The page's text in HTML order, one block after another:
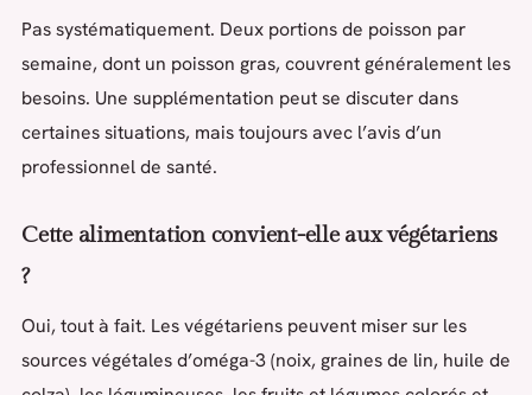
Pas systématiquement. Deux portions de poisson par
semaine, dont un poisson gras, couvrent généralement les
besoins. Une supplémentation peut se discuter dans
certaines situations, mais toujours avec l’avis d’un
professionnel de santé.
Cette alimentation convient-elle aux végétariens
?
Oui, tout à fait. Les végétariens peuvent miser sur les
sources végétales d’oméga-3 (noix, graines de lin, huile de